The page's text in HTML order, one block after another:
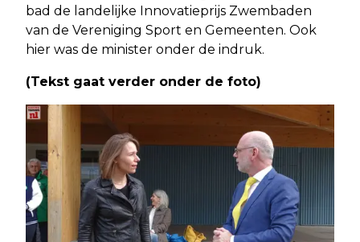
bad de landelijke Innovatieprijs Zwembaden
van de Vereniging Sport en Gemeenten. Ook
hier was de minister onder de indruk.
(Tekst gaat verder onder de foto)